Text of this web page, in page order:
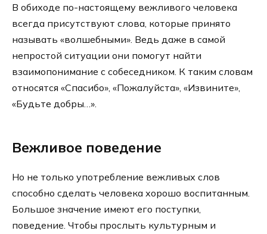
В обиходе по-настоящему вежливого человека
всегда присутствуют слова, которые принято
называть «волшебными». Ведь даже в самой
непростой ситуации они помогут найти
взаимопонимание с собеседником. К таким словам
относятся «Спасибо», «Пожалуйста», «Извините»,
«Будьте добры…».
Вежливое поведение
Но не только употребление вежливых слов
способно сделать человека хорошо воспитанным.
Большое значение имеют его поступки,
поведение. Чтобы прослыть культурным и